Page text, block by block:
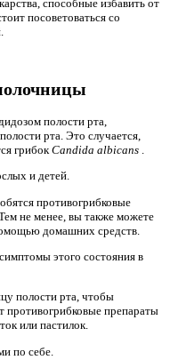
способные избавить от
посоветоваться со
полости рта,
рта. Это случается,
грибокCandida albicans .
и детей.
противогрибковые
не менее, вы также можете
домашних средств.
этого состояния в
полости рта, чтобы
противогрибковые препараты
или пастилок.
по себе.